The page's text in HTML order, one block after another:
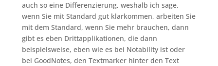
auch so eine Differenzierung, weshalb ich sage,
wenn Sie mit Standard gut klarkommen, arbeiten Sie
mit dem Standard, wenn Sie mehr brauchen, dann
gibt es eben Drittapplikationen, die dann
beispielsweise, eben wie es bei Notability ist oder
bei GoodNotes, den Textmarker hinter den Text